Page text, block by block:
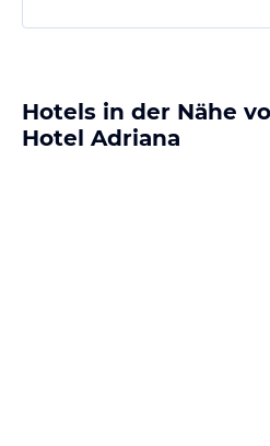
Hotels in der Nähe
Hotel Adriana